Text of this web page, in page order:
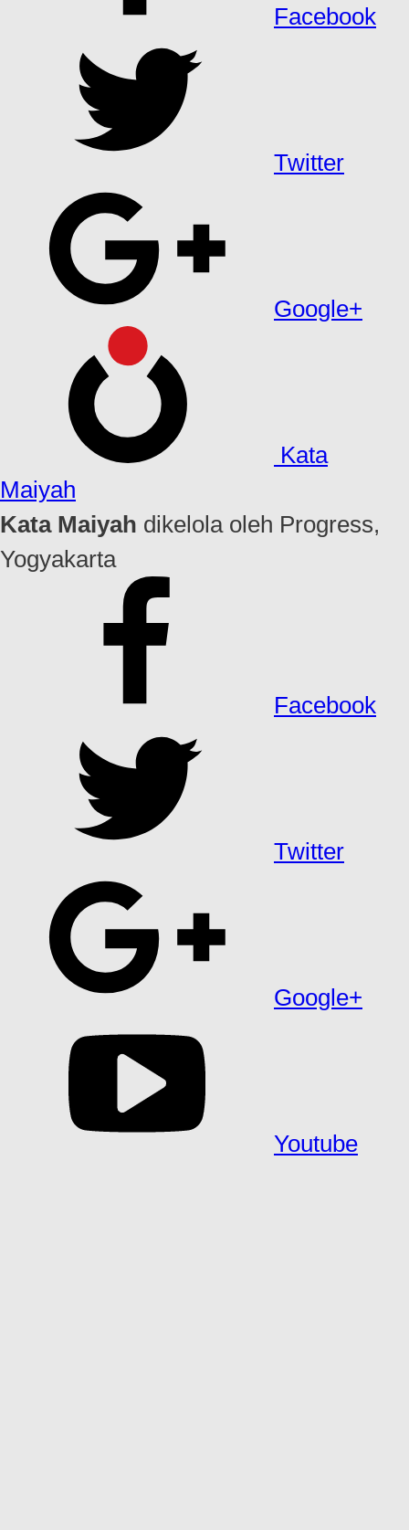
Facebook
Twitter
Google+
Kata
Maiyah
Kata Maiyah dikelola oleh Progress,
Yogyakarta
Facebook
Twitter
Google+
Youtube